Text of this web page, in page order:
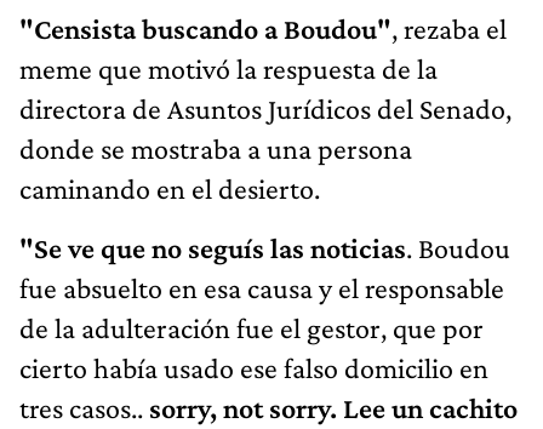
"Censista buscando a Boudou", rezaba el
meme que motivó la respuesta de la
directora de Asuntos Jurídicos del Senado,
donde se mostraba a una persona
caminando en el desierto.
"Se ve que no seguís las noticias. Boudou
fue absuelto en esa causa y el responsable
de la adulteración fue el gestor, que por
cierto había usado ese falso domicilio en
tres casos.. sorry, not sorry. Lee un cachito